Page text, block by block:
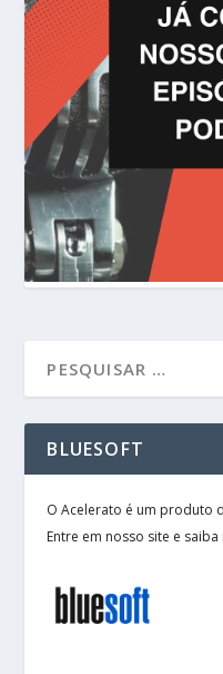
BLUESOFT
O Acelerato é um produto
Entre em nosso site e